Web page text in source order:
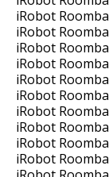
iRobot
iRobot
iRobot
iRobot
iRobot
iRobot
iRobot
iRobot
iRobot
iRobot